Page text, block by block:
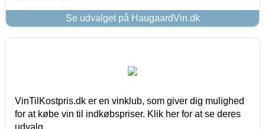
Se udvalget på HaugaardVin.dk
VinTilKostpris.dk er en vinklub, som giver dig mulighed
for at købe vin til indkøbspriser. Klik her for at se deres
udvalg.